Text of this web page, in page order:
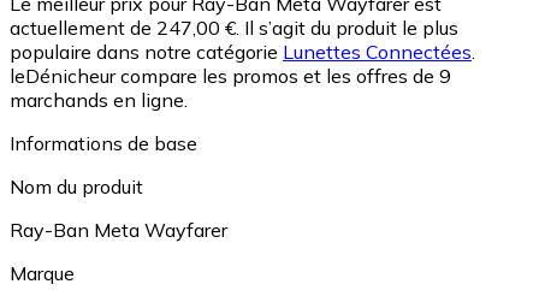
actuellement de 247,00 €. Il s’agit du produit le plus
populaire dans notre catégorie Lunettes Connectées
leDénicheur compare les promos et les offres de 9
marchands en ligne.
Informations de base
Nom du produit
Ray-Ban Meta Wayfarer
Marque